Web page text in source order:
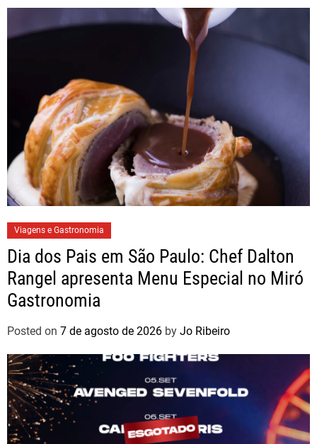
Viagens e Gastronomia
Dia dos Pais em São Paulo: Chef Dalton
Rangel apresenta Menu Especial no Miró
Gastronomia
Posted on 7 de agosto de 2026 by Jo Ribeiro